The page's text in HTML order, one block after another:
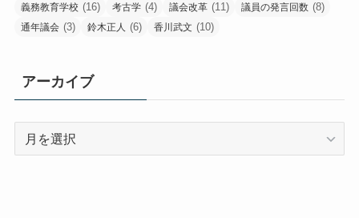
義務教育学校 (16) 考古学 (4) 議会改革 (11) 議員の発言回数 (8)
通年議会 (3) 鈴木正人 (6) 香川武文 (10)
アーカイブ